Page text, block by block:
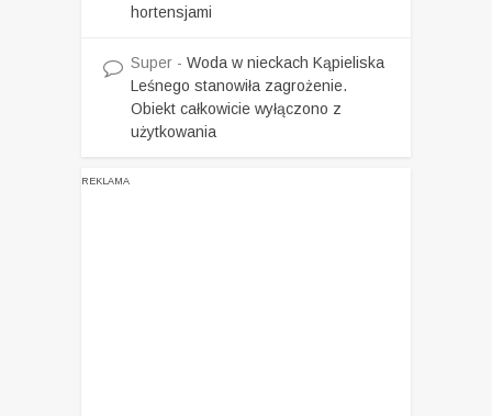
hortensjami
Super - Woda w nieckach Kąpieliska
Leśnego stanowiła zagrożenie.
Obiekt całkowicie wyłączono z
użytkowania
REKLAMA